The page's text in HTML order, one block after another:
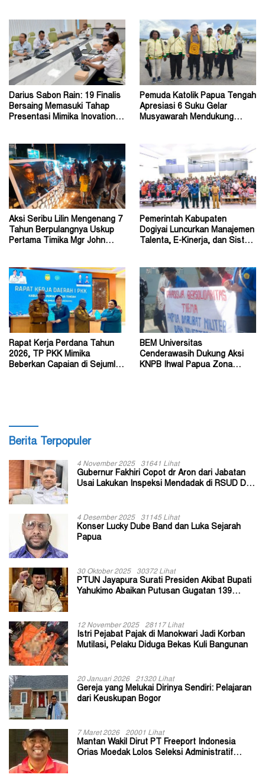
Darius Sabon Rain: 19 Finalis
Bersaing Memasuki Tahap
Presentasi Mimika Inovation
Pemuda Katolik Papua Tengah
Apresiasi 6 Suku Gelar
Musyawarah Mendukung
Aksi Seribu Lilin Mengenang 7
Tahun Berpulangnya Uskup
Pertama Timika Mgr John
Pemerintah Kabupaten
Dogiyai Luncurkan Manajemen
Talenta, E-Kinerja, dan Sistem
Rapat Kerja Perdana Tahun
2026, TP PKK Mimika
Beberkan Capaian di Sejumlah
BEM Universitas
Cenderawasih Dukung Aksi
KNPB Ihwal Papua Zona
Berita Terpopuler
4 November 2025 31641 Lihat
Gubernur Fakhiri Copot dr Aron dari Jabatan
Usai Lakukan Inspeksi Mendadak di RSUD Dok
4 Desember 2025 31145 Lihat
Konser Lucky Dube Band dan Luka Sejarah
Papua
30 Oktober 2025 30372 Lihat
PTUN Jayapura Surati Presiden Akibat Bupati
Yahukimo Abaikan Putusan Gugatan 139
12 November 2025 28117 Lihat
Istri Pejabat Pajak di Manokwari Jadi Korban
Mutilasi, Pelaku Diduga Bekas Kuli Bangunan
20 Januari 2026 21320 Lihat
Gereja yang Melukai Dirinya Sendiri: Pelajaran
dari Keuskupan Bogor
7 Maret 2026 20001 Lihat
Mantan Wakil Dirut PT Freeport Indonesia
Orias Moedak Lolos Seleksi Administratif